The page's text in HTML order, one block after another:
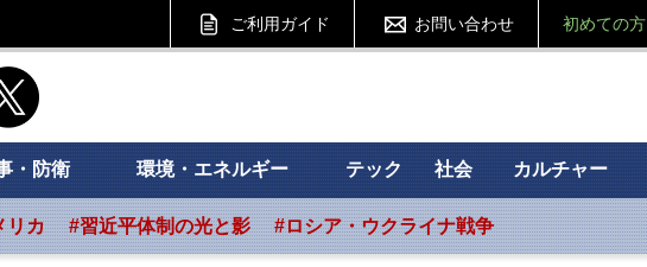
ご利用ガイド お問い合わせ 初めての方
フォーサイト
・防衛 環境・エネルギー テック 社会 カルチャー
リカ #習近平体制の光と影 #ロシア・ウクライナ戦争